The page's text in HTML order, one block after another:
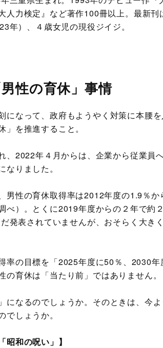
人力検定』など著作100冊以上。最新
年）、４歳女児の現役ジイジ。
性の育休」事情
になって、政府もようやく対策に本腰
を推進すること。
、2022年４月からは、企業から従業員
りました。
男性の育休取得率は2012年度の1.9％
べ）。とくに2019年度からの２年で約
発表されていませんが、おそらく大き
率の目標を「2025年度に50％、2030
の育休は「当たり前」ではありません。
になるのでしょうか。そのときは、今
しょうか。
昭和の呪い」】